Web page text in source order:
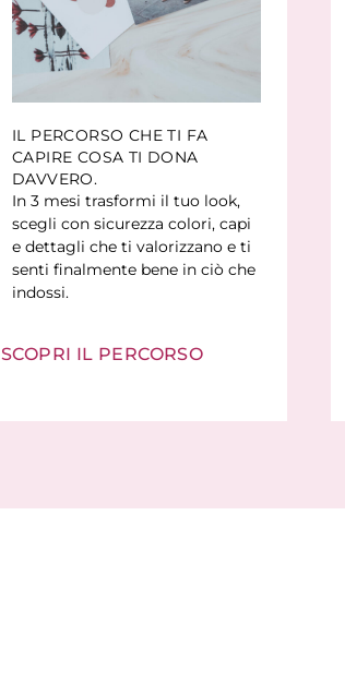
IL PERCORSO CHE TI FA
CAPIRE COSA TI DONA
DAVVERO.
In 3 mesi trasformi il tuo look,
scegli con sicurezza colori, capi
e dettagli che ti valorizzano e ti
senti finalmente bene in ciò che
indossi.
SCOPRI IL PERCORSO